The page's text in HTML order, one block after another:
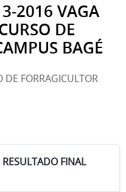
2016 VAGA
DE
BAGÉ
DE FORRAGICULTOR
FINAL